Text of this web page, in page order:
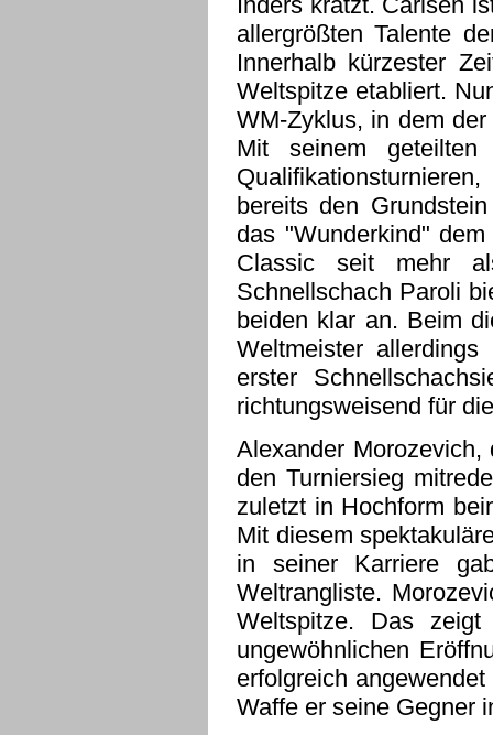
allergrößten Talente
Innerhalb kürzester
Weltspitze etabliert.
WM-Zyklus, in dem
Mit seinem
bereits den
das "Wunderkind"
Classic seit mehr
Schnellschach Paroli
beiden klar an. Beim
Weltmeister
erster
richtungsweisend für
Alexander
den Turniersieg
zuletzt in Hochform
Mit diesem
in seiner Karriere
Weltrangliste.
Weltspitze. Das
ungewöhnlichen
erfolgreich
Waffe er seine Gegner